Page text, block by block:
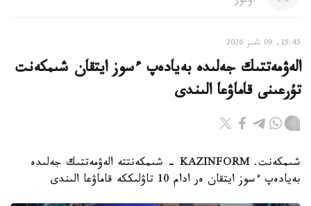
15:45, 09 تامىز 2026
الەۋمەتتىك جەلىدە بەيادەپ ءسوز ايتقان شىمكەنت
تۇرعىنى قاماۋعا الىندى
شىمكەنت. KAZINFORM - شىمكەنتتە الەۋمەتتىك جەلىدە
بەيادەپ ءسوز ايتقان ەر ادام 10 تاۋلىككە قاماۋعا الىندى